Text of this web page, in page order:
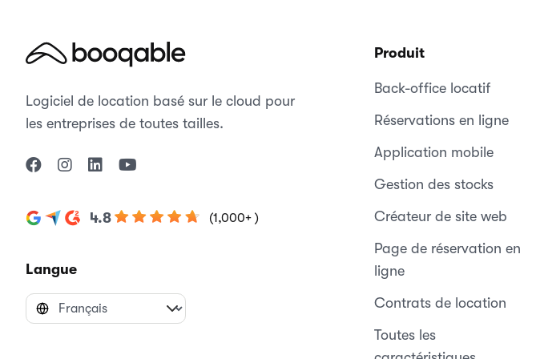
Logiciel de location basé sur le cloud pour
les entreprises de toutes tailles.
4.8 (1,000+ )
Langue
Produit
Back-office locatif
Réservations en ligne
Application mobile
Gestion des stocks
Créateur de site web
Page de réservation en
ligne
Contrats de location
Toutes les